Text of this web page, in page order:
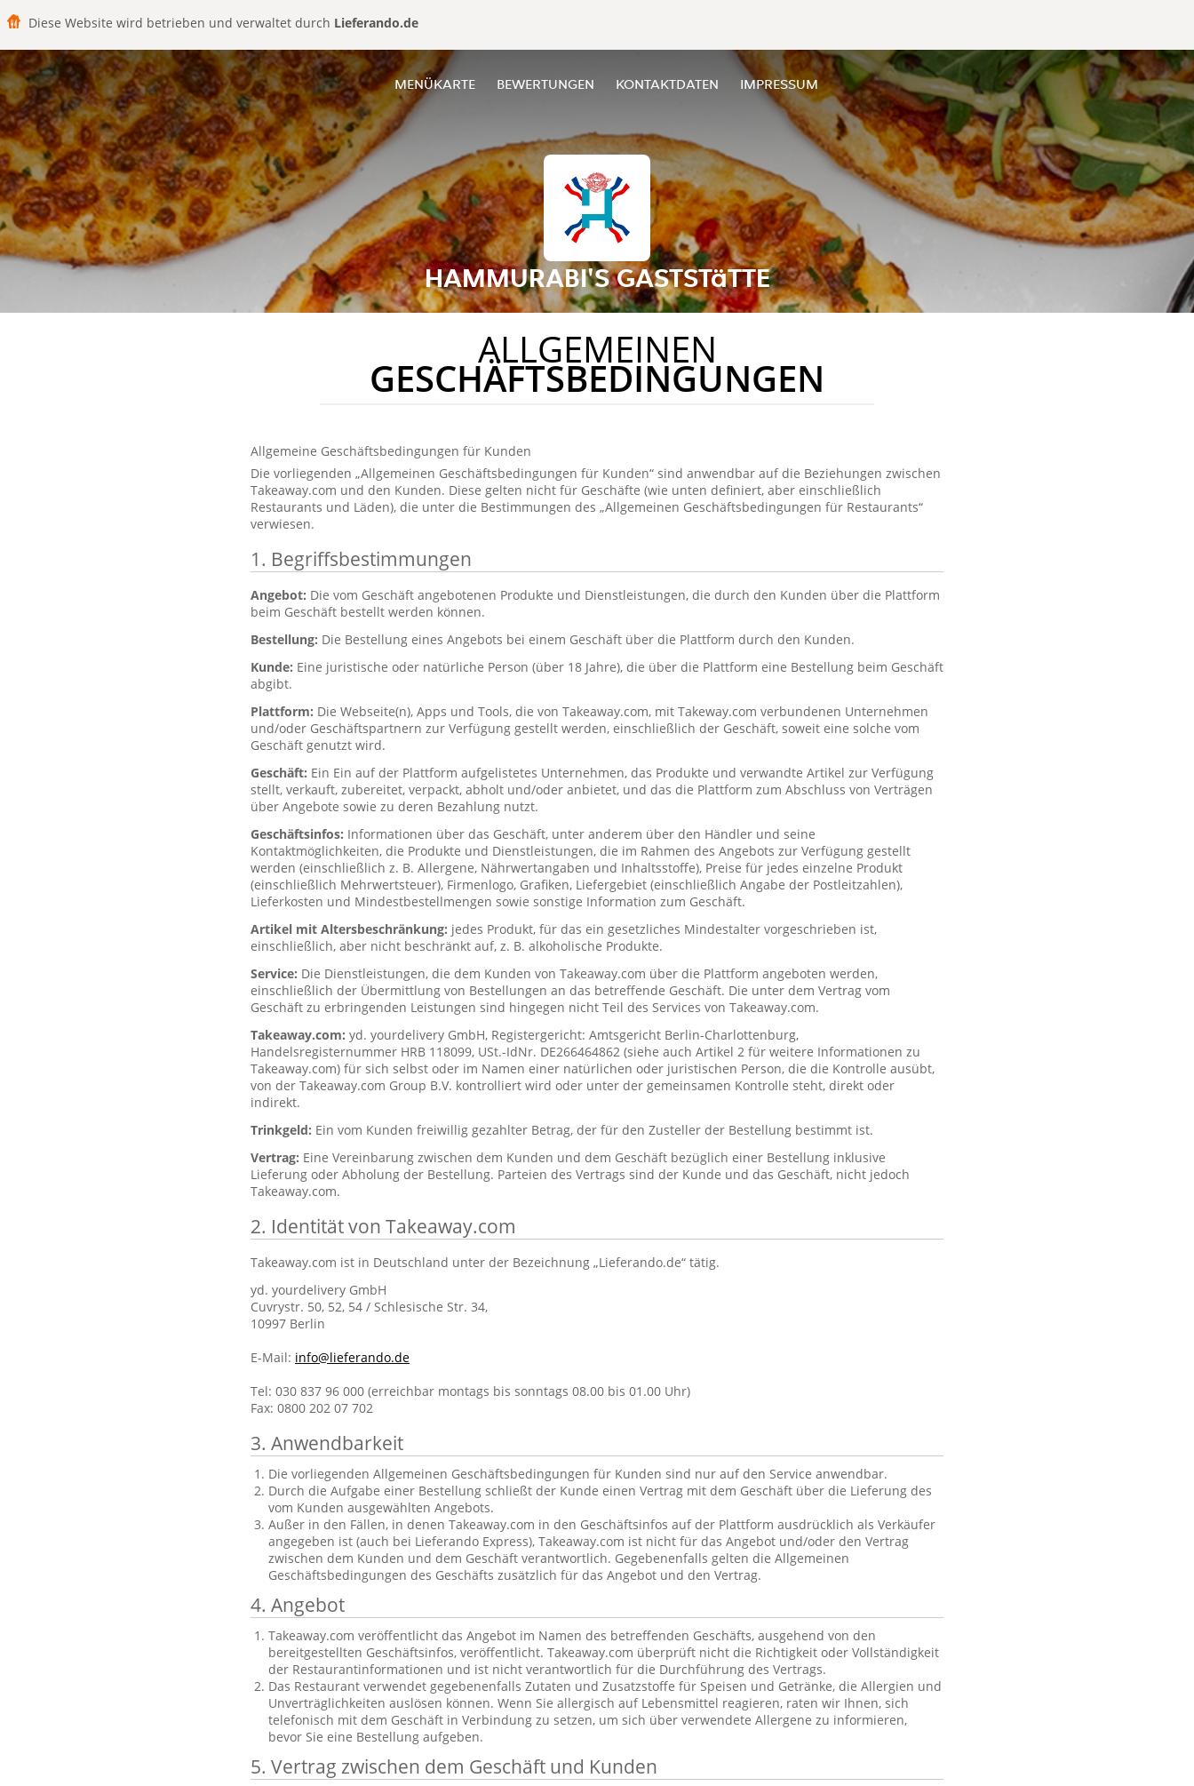
Diese Website wird betrieben und verwaltet durch Lieferando.de
MENÜKARTE BEWERTUNGEN KONTAKTDATEN IMPRESSUM
HAMMURABI'S GASTSTäTTE
ALLGEMEINEN
GESCHÄFTSBEDINGUNGEN
Allgemeine Geschäftsbedingungen für Kunden
Die vorliegenden „Allgemeinen Geschäftsbedingungen für Kunden“ sind anwendbar auf die Beziehungen zwischen
Takeaway.com und den Kunden. Diese gelten nicht für Geschäfte (wie unten definiert, aber einschließlich
Restaurants und Läden), die unter die Bestimmungen des „Allgemeinen Geschäftsbedingungen für Restaurants“
verwiesen.
1. Begriffsbestimmungen
Angebot: Die vom Geschäft angebotenen Produkte und Dienstleistungen, die durch den Kunden über die Plattform
beim Geschäft bestellt werden können.
Bestellung: Die Bestellung eines Angebots bei einem Geschäft über die Plattform durch den Kunden.
Kunde: Eine juristische oder natürliche Person (über 18 Jahre), die über die Plattform eine Bestellung beim Geschäft
abgibt.
Plattform: Die Webseite(n), Apps und Tools, die von Takeaway.com, mit Takeway.com verbundenen Unternehmen
und/oder Geschäftspartnern zur Verfügung gestellt werden, einschließlich der Geschäft, soweit eine solche vom
Geschäft genutzt wird.
Geschäft: Ein Ein auf der Plattform aufgelistetes Unternehmen, das Produkte und verwandte Artikel zur Verfügung
stellt, verkauft, zubereitet, verpackt, abholt und/oder anbietet, und das die Plattform zum Abschluss von Verträgen
über Angebote sowie zu deren Bezahlung nutzt.
Geschäftsinfos: Informationen über das Geschäft, unter anderem über den Händler und seine
Kontaktmöglichkeiten, die Produkte und Dienstleistungen, die im Rahmen des Angebots zur Verfügung gestellt
werden (einschließlich z. B. Allergene, Nährwertangaben und Inhaltsstoffe), Preise für jedes einzelne Produkt
(einschließlich Mehrwertsteuer), Firmenlogo, Grafiken, Liefergebiet (einschließlich Angabe der Postleitzahlen),
Lieferkosten und Mindestbestellmengen sowie sonstige Information zum Geschäft.
Artikel mit Altersbeschränkung: jedes Produkt, für das ein gesetzliches Mindestalter vorgeschrieben ist,
einschließlich, aber nicht beschränkt auf, z. B. alkoholische Produkte.
Service: Die Dienstleistungen, die dem Kunden von Takeaway.com über die Plattform angeboten werden,
einschließlich der Übermittlung von Bestellungen an das betreffende Geschäft. Die unter dem Vertrag vom
Geschäft zu erbringenden Leistungen sind hingegen nicht Teil des Services von Takeaway.com.
Takeaway.com: yd. yourdelivery GmbH, Registergericht: Amtsgericht Berlin-Charlottenburg,
Handelsregisternummer HRB 118099, USt.-IdNr. DE266464862 (siehe auch Artikel 2 für weitere Informationen zu
Takeaway.com) für sich selbst oder im Namen einer natürlichen oder juristischen Person, die die Kontrolle ausübt,
von der Takeaway.com Group B.V. kontrolliert wird oder unter der gemeinsamen Kontrolle steht, direkt oder
indirekt.
Trinkgeld: Ein vom Kunden freiwillig gezahlter Betrag, der für den Zusteller der Bestellung bestimmt ist.
Vertrag: Eine Vereinbarung zwischen dem Kunden und dem Geschäft bezüglich einer Bestellung inklusive
Lieferung oder Abholung der Bestellung. Parteien des Vertrags sind der Kunde und das Geschäft, nicht jedoch
Takeaway.com.
2. Identität von Takeaway.com
Takeaway.com ist in Deutschland unter der Bezeichnung „Lieferando.de“ tätig.
yd. yourdelivery GmbH
Cuvrystr. 50, 52, 54 / Schlesische Str. 34,
10997 Berlin
E-Mail: info@lieferando.de
Tel: 030 837 96 000 (erreichbar montags bis sonntags 08.00 bis 01.00 Uhr)
Fax: 0800 202 07 702
3. Anwendbarkeit
Die vorliegenden Allgemeinen Geschäftsbedingungen für Kunden sind nur auf den Service anwendbar.
Durch die Aufgabe einer Bestellung schließt der Kunde einen Vertrag mit dem Geschäft über die Lieferung des
vom Kunden ausgewählten Angebots.
Außer in den Fällen, in denen Takeaway.com in den Geschäftsinfos auf der Plattform ausdrücklich als Verkäufer
angegeben ist (auch bei Lieferando Express), Takeaway.com ist nicht für das Angebot und/oder den Vertrag
zwischen dem Kunden und dem Geschäft verantwortlich. Gegebenenfalls gelten die Allgemeinen
Geschäftsbedingungen des Geschäfts zusätzlich für das Angebot und den Vertrag.
4. Angebot
Takeaway.com veröffentlicht das Angebot im Namen des betreffenden Geschäfts, ausgehend von den
bereitgestellten Geschäftsinfos, veröffentlicht. Takeaway.com überprüft nicht die Richtigkeit oder Vollständigkeit
der Restaurantinformationen und ist nicht verantwortlich für die Durchführung des Vertrags.
Das Restaurant verwendet gegebenenfalls Zutaten und Zusatzstoffe für Speisen und Getränke, die Allergien und
Unverträglichkeiten auslösen können. Wenn Sie allergisch auf Lebensmittel reagieren, raten wir Ihnen, sich
telefonisch mit dem Geschäft in Verbindung zu setzen, um sich über verwendete Allergene zu informieren,
bevor Sie eine Bestellung aufgeben.
5. Vertrag zwischen dem Geschäft und Kunden